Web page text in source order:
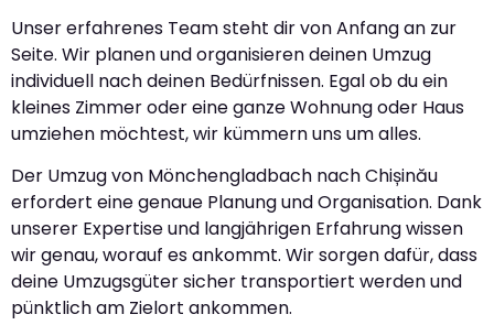
Unser erfahrenes Team steht dir von Anfang an zur
Seite. Wir planen und organisieren deinen Umzug
individuell nach deinen Bedürfnissen. Egal ob du ein
kleines Zimmer oder eine ganze Wohnung oder Haus
umziehen möchtest, wir kümmern uns um alles.
Der Umzug von Mönchengladbach nach Chișinău
erfordert eine genaue Planung und Organisation. Dank
unserer Expertise und langjährigen Erfahrung wissen
wir genau, worauf es ankommt. Wir sorgen dafür, dass
deine Umzugsgüter sicher transportiert werden und
pünktlich am Zielort ankommen.